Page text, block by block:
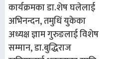
कार्यक्रमका डा.शेष घलेलाई
अभिनन्दन, तमुधिं युकेका
अध्यक्ष ज्ञाम गुरुङलाई विशेष
सम्मान, डा.बुद्धिराज